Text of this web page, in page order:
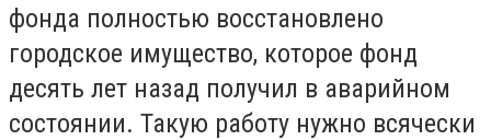
фонда полностью восстановлено
городское имущество, которое фонд
десять лет назад получил в аварийном
состоянии. Такую работу нужно всячески